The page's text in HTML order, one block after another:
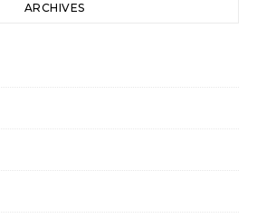
ARCHIVES